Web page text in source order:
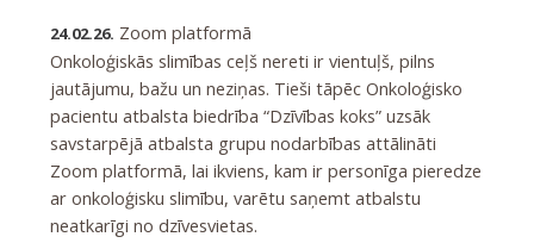
24.02.26. Zoom platformā
Onkoloģiskās slimības ceļš nereti ir vientuļš, pilns
jautājumu, bažu un neziņas. Tieši tāpēc Onkoloģisko
pacientu atbalsta biedrība “Dzīvības koks” uzsāk
savstarpējā atbalsta grupu nodarbības attālināti
Zoom platformā, lai ikviens, kam ir personīga pieredze
ar onkoloģisku slimību, varētu saņemt atbalstu
neatkarīgi no dzīvesvietas.